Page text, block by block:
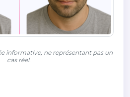
informative, ne représentant pas un
cas réel.